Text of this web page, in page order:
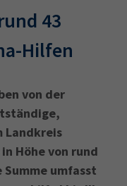
Negativerklärung
AEVO
43
Hilfen
von der
Landkreis
Höhe von rund
umfasst